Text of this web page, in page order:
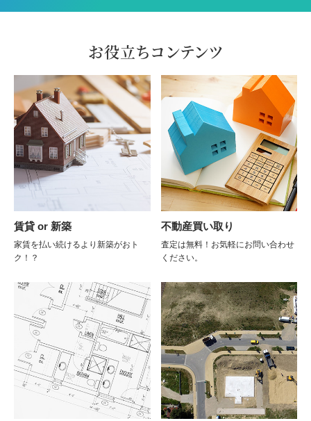
お役立ちコンテンツ
賃貸 or 新築
家賃を払い続けるより新築がおト
ク！？
不動産買い取り
査定は無料！お気軽にお問い合わせ
ください。